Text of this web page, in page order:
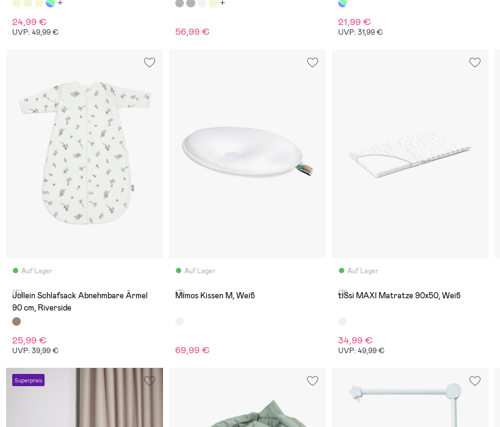
24,99 €
UVP: 49,99 € 56,99 €
21,99 €
UVP: 31,99 €
Auf Lager
(5)
Jollein Schlafsack Abnehmbare Ärmel
90 cm, Riverside
25,99 €
UVP: 39,99 €
Auf Lager
(7)
Mimos Kissen M, Weiß
69,99 €
Auf Lager
(2)
tiSsi MAXI Matratze 90x50, Weiß
34,99 €
UVP: 49,99 €
Superpreis